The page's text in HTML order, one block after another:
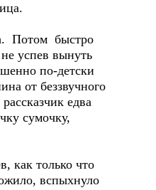
Потом быстро
успев вынуть
по-детски
от беззвучного
едва
сумочку,
как только что
вспыхнуло